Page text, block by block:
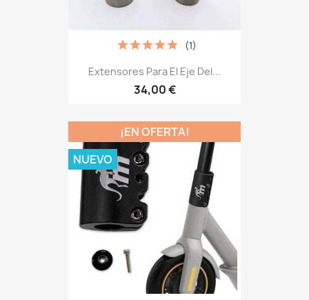
Extensores Para El Eje Del...
34,00 €
(1)
¡EN OFERTA!
NUEVO